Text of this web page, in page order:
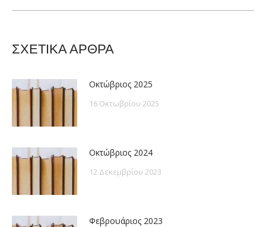
ΣΧΕΤΙΚΑ ΑΡΘΡΑ
Οκτώβριος 2025
16 Οκτωβρίου 2025
Οκτώβριος 2024
12 Δεκεμβρίου 2023
Φεβρουάριος 2023